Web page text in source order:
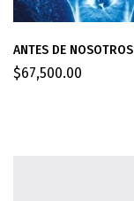
ANTES DE NOSOTROS
$67,500.00